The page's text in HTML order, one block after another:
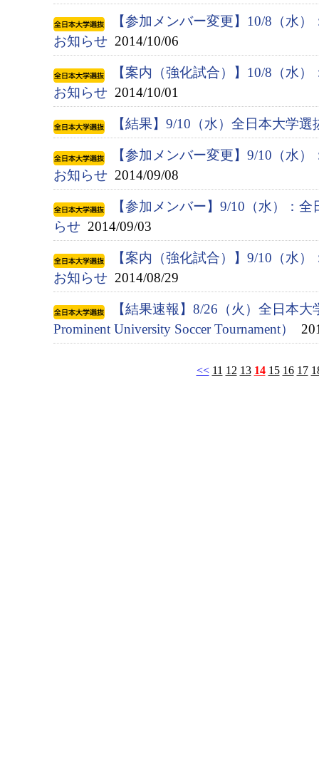
【参加メンバー変更】10/8（水
お知らせ 2014/10/06
【案内（強化試合）】10/8（水
お知らせ 2014/10/01
【結果】9/10（水）全日本大学
【参加メンバー変更】9/10（水
お知らせ 2014/09/08
【参加メンバー】9/10（水）：
らせ 2014/09/03
【案内（強化試合）】9/10（水
お知らせ 2014/08/29
【結果速報】8/26（火）全日本
Prominent University Soccer Tournament）
<< 11 12 13 14 15 16 17